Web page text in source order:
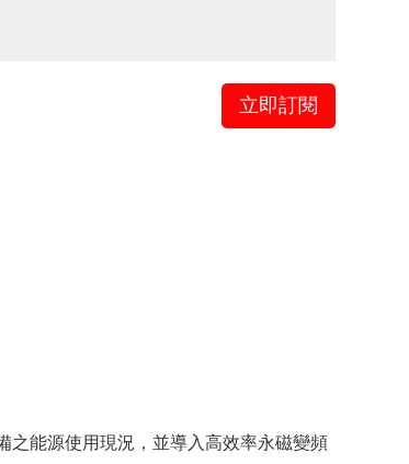
立即訂閱
之能源使用現況，並導入高效率永磁變頻